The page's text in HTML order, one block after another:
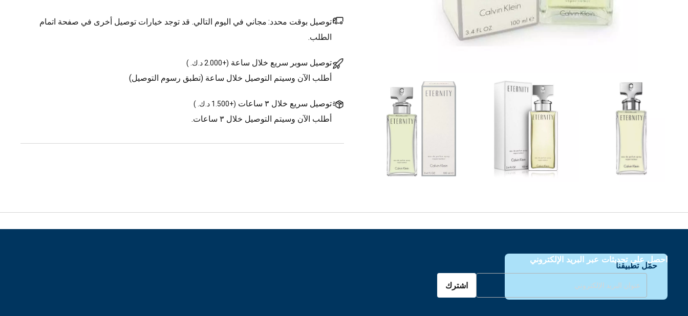
توصيل بوقت محدد: مجاني في اليوم التالي. قد توجد خيارات توصيل أخرى في صفحة اتمام
الطلب.
توصيل سوبر سريع خلال ساعة (+2.000 د.ك. )
أطلب الآن وسيتم التوصيل خلال ساعة (تطبق رسوم التوصيل)
توصيل سريع خلال ٣ ساعات (+1.500 د.ك. )
أطلب الآن وسيتم التوصيل خلال ٣ ساعات.
حمّل تطبيقنا
احصل على تحديثات عبر البريد الإلكتروني
اشترك